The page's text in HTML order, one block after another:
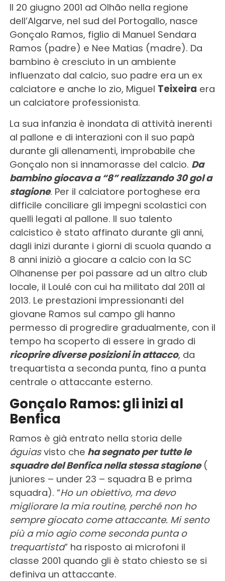
Il 20 giugno 2001 ad Olhão nella regione
dell’Algarve, nel sud del Portogallo, nasce
Gonçalo Ramos, figlio di Manuel Sendara
Ramos (padre) e Nee Matias (madre). Da
bambino è cresciuto in un ambiente
influenzato dal calcio, suo padre era un ex
calciatore e anche lo zio, Miguel Teixeira era
un calciatore professionista.
La sua infanzia è inondata di attività inerenti
al pallone e di interazioni con il suo papà
durante gli allenamenti, improbabile che
Gonçalo non si innamorasse del calcio. Da
bambino giocava a “8” realizzando 30 gol a
stagione. Per il calciatore portoghese era
difficile conciliare gli impegni scolastici con
quelli legati al pallone. Il suo talento
calcistico è stato affinato durante gli anni,
dagli inizi durante i giorni di scuola quando a
8 anni iniziò a giocare a calcio con la SC
Olhanense per poi passare ad un altro club
locale, il Loulé con cui ha militato dal 2011 al
2013. Le prestazioni impressionanti del
giovane Ramos sul campo gli hanno
permesso di progredire gradualmente, con il
tempo ha scoperto di essere in grado di
ricoprire diverse posizioni in attacco, da
trequartista a seconda punta, fino a punta
centrale o attaccante esterno.
Gonçalo Ramos: gli inizi al
Benfica
Ramos è già entrato nella storia delle
águiasvisto che ha segnato per tutte le
squadre del Benfica nella stessa stagione(
juniores – under 23 – squadra B e prima
squadra). “Ho un obiettivo, ma devo
migliorare la mia routine, perché non ho
sempre giocato come attaccante. Mi sento
più a mio agio come seconda punta o
trequartista” ha risposto ai microfoni il
classe 2001 quando gli è stato chiesto se si
definiva un attaccante.